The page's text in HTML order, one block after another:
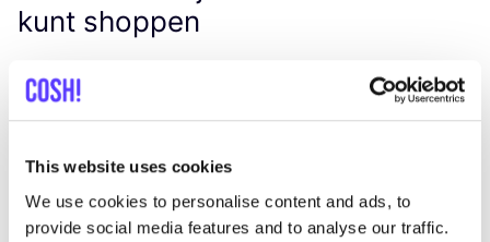
This website uses cookies
We use cookies to personalise content and ads, to
provide social media features and to analyse our traffic.
kunt shoppen
Zoek
We hebben geen resultaten gevonden voor uw